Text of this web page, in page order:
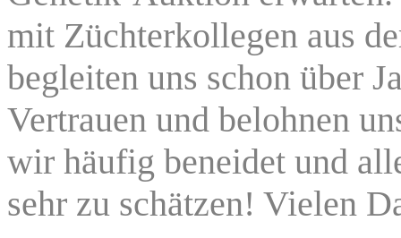
mit Züchterkollegen aus
begleiten uns schon über
Vertrauen und belohnen
wir häufig beneidet und
sehr zu schätzen! Vielen